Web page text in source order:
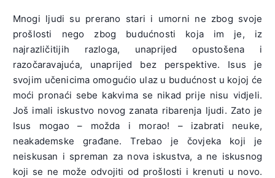
Mnogi ljudi su prerano stari i umorni ne zbog svoje
prošlosti nego zbog budućnosti koja im je, iz
najrazličitijih razloga, unaprijed opustošena i
razočaravajuća, unaprijed bez perspektive. Isus je
svojim učenicima omogućio ulaz u budućnost u kojoj će
moći pronaći sebe kakvima se nikad prije nisu vidjeli.
Još imali iskustvo novog zanata ribarenja ljudi. Zato je
Isus mogao – možda i morao! – izabrati neuke,
neakademske građane. Trebao je čovjeka koji je
neiskusan i spreman za nova iskustva, a ne iskusnog
koji se ne može odvojiti od prošlosti i krenuti u novo.